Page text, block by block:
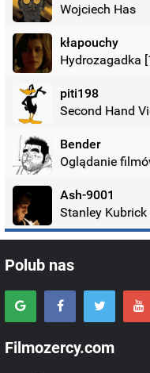
Wojciech Has
kłapouchy
Hydrozagadka
piti198
Second Hand
Bender
Oglądanie
Ash-9001
Stanley Kubrick
Polub nas
Filmozercy.com